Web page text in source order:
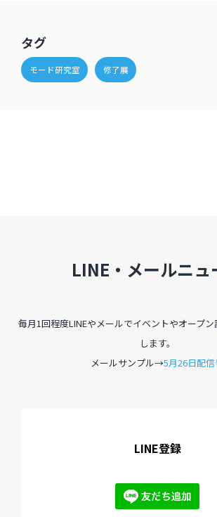
タグ
モード研究室 修了展
LINE・メールニュ
毎月1回程度LINEやメールでイベントやオープ
します。
メールサンプル→5月26日配信
LINE登録